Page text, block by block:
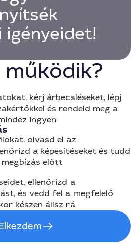
igényeidet!
kérj árbecsléseket, lépj
és rendeld meg a
ingyen
olvasd el az
a képesítéseket és tudd
előtt
ellenőrizd a
és vedd fel a megfelelő
készen állsz rá